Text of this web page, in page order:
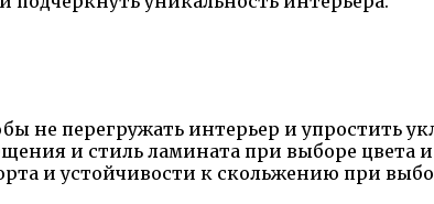
не перегружать интерьер и упростить
и стиль ламината при выборе цвета
и устойчивости к скольжению при